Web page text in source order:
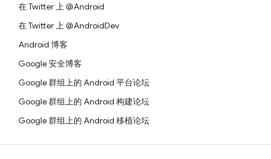
在 Twitter 上 @Android
在 Twitter 上 @AndroidDev
Android 博客
Google 安全博客
Google 群组上的 Android 平台论坛
Google 群组上的 Android 构建论坛
Google 群组上的 Android 移植论坛